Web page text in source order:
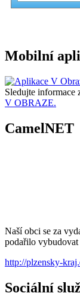
Mobilní
Sledujte informace
V OBRAZE.
CamelNET
Naší obci se za
podařilo
http://plzensky-
Sociální